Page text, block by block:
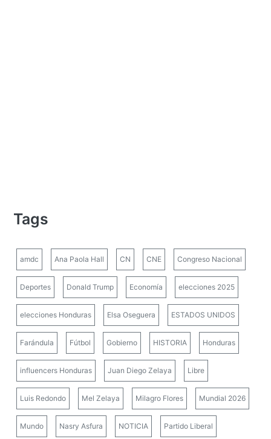
Tags
amdc Ana Paola Hall CN CNE Congreso Nacional
Deportes Donald Trump Economía elecciones 2025
elecciones Honduras Elsa Oseguera ESTADOS UNIDOS
Farándula Fútbol Gobierno HISTORIA Honduras
influencers Honduras Juan Diego Zelaya Libre
Luis Redondo Mel Zelaya Milagro Flores Mundial 2026
Mundo Nasry Asfura NOTICIA Partido Liberal